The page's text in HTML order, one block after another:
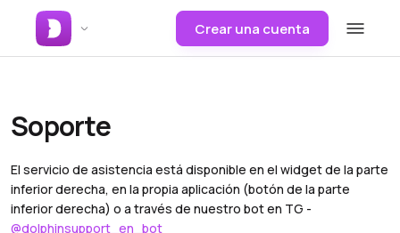
Crear una cuenta
Soporte
El servicio de asistencia está disponible en el widget de la parte
inferior derecha, en la propia aplicación (botón de la parte
inferior derecha) o a través de nuestro bot en TG -
@dolphinsupport_en_bot